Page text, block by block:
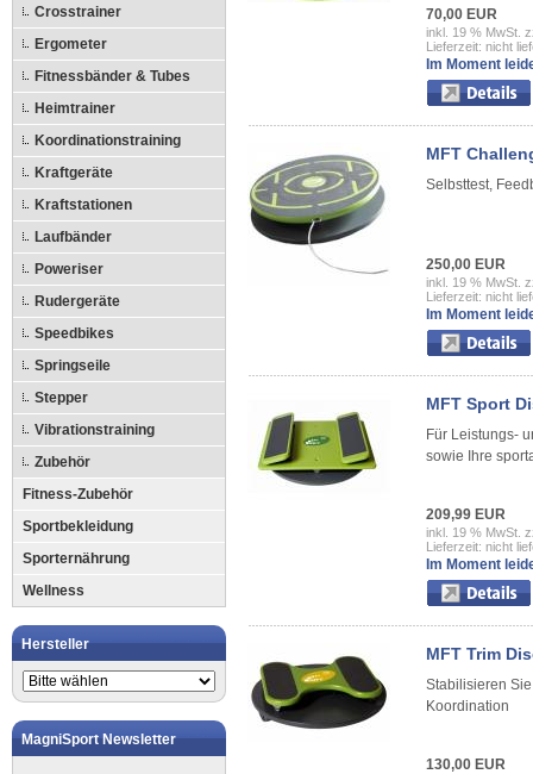
Crosstrainer
Ergometer
Fitnessbänder & Tubes
Heimtrainer
Koordinationstraining
Kraftgeräte
Kraftstationen
Laufbänder
Poweriser
Rudergeräte
Speedbikes
Springseile
Stepper
Vibrationstraining
Zubehör
Fitness-Zubehör
Sportbekleidung
Sporternährung
Wellness
Hersteller
MagniSport Newsletter
70,00 EUR
inkl. 19 % MwSt.
Lieferzeit: nicht
Im Moment
MFT
Selbsttest,
250,00 EUR
inkl. 19 % MwSt.
Lieferzeit: nicht
Im Moment
MFT Sport
Für Leistungs-
sowie Ihre
209,99 EUR
inkl. 19 % MwSt.
Lieferzeit: nicht
Im Moment
MFT Trim
Stabilisieren
Koordination
130,00 EUR